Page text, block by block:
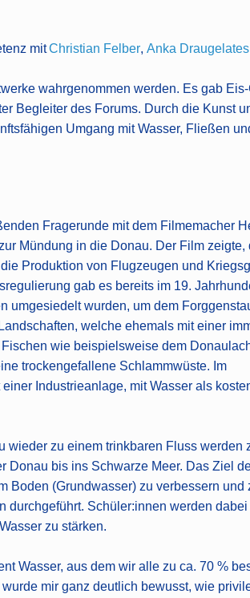
mitChristian Felber, Anka Draugelates
wahrgenommen werden. Es gab
Begleiter des Forums. Durch die Kunst
Umgang mit Wasser, Fließen
Fragerunde mit dem Filmemacher
Mündung in die Donau. Der Film zeigte,
Produktion von Flugzeugen und
gab es bereits im 19.
umgesiedelt wurden, um dem
welche ehemals mit einer
wie beispielsweise dem
trockengefallene Schlammwüste. Im
Industrieanlage, mit Wasser als
zu einem trinkbaren Fluss werden
Donau bis ins Schwarze Meer. Das Ziel
Boden (Grundwasser) zu verbessern und
durchgeführt. Schüler:innen werden dabei
zu stärken.
Wasser, aus dem wir alle zu ca. 70 %
mir ganz deutlich bewusst, wie